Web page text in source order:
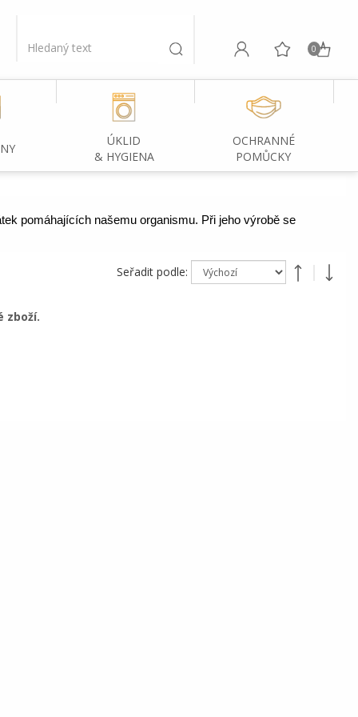
0
ÚKLID
& HYGIENA
OCHRANNÉ
POMŮCKY
pomáhajících našemu organismu. Při jeho výrobě se
Seřadit podle:
zboží.